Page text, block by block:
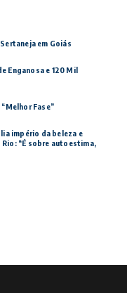
em Goiás
Enganosa e 120 Mil
Fase”
império da beleza e
“É sobre autoestima,